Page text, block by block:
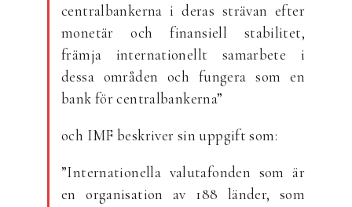
centralbankerna i deras strävan efter
monetär och finansiell stabilitet,
främja internationellt samarbete i
dessa områden och fungera som en
bank för centralbankerna”
och IMF beskriver sin uppgift som:
”Internationella valutafonden som är
en organisation av 188 länder, som